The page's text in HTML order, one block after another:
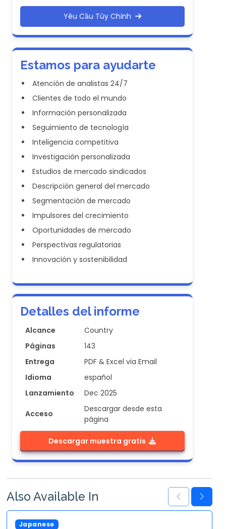
Yêu Cầu Tùy Chỉnh
Estamos para ayudarte
Atención de analistas 24/7
Clientes de todo el mundo
Información personalizada
Seguimiento de tecnología
Inteligencia competitiva
Investigación personalizada
Estudios de mercado sindicados
Descripción general del mercado
Segmentación de mercado
Impulsores del crecimiento
Oportunidades de mercado
Perspectivas regulatorias
Innovación y sostenibilidad
Detalles del informe
Alcance
Country
Páginas
143
Entrega
PDF & Excel via Email
Idioma
español
Lanzamiento
Dec 2025
Acceso
Descargar desde esta
página
Descargar muestra gratis
Also Available In
Japanese